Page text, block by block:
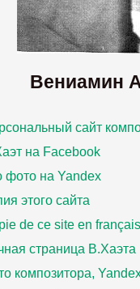
Вениамин
сайт
нa Facebook
фото нa Yandex
этого сайта
de ce site en français
страница В.Хаэта
композитора,